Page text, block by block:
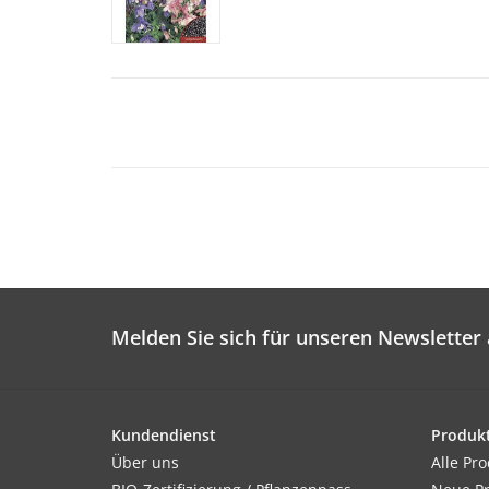
Melden Sie sich für unseren Newsletter
Kundendienst
Über uns
Alle